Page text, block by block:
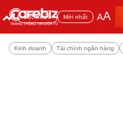
Đọc nhiều Mới nhất AA
Kinh doanh Tài chính ngân hàng